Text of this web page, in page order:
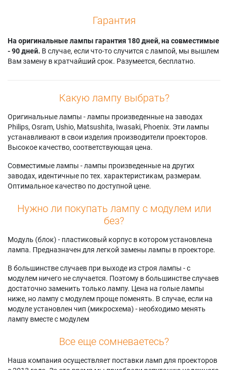
Гарантия
На оригинальные лампы гарантия 180 дней, на совместимые
- 90 дней. В случае, если что-то случится с лампой, мы вышлем
Вам замену в кратчайший срок. Разумеется, бесплатно.
Какую лампу выбрать?
Оригинальные лампы - лампы произведенные на заводах
Philips, Osram, Ushio, Matsushita, Iwasaki, Phoenix. Эти лампы
устанавливают в свои изделия производители проекторов.
Высокое качество, соответствующая цена.
Совместимые лампы - лампы произведенные на других
заводах, идентичные по тех. характеристикам, размерам.
Оптимальное качество по доступной цене.
Нужно ли покупать лампу с модулем или
без?
Модуль (блок) - пластиковый корпус в котором установлена
лампа. Предназначен для легкой замены лампы в проекторе.
В большинстве случаев при выходе из строя лампы - с
модулем ничего не случается. Поэтому в большинстве случаев
достаточно заменить только лампу. Цена на голые лампы
ниже, но лампу с модулем проще поменять. В случае, если на
модуле установлен чип (микросхема) - необходимо менять
лампу вместе с модулем
Все еще сомневаетесь?
Наша компания осуществляет поставки ламп для проекторов